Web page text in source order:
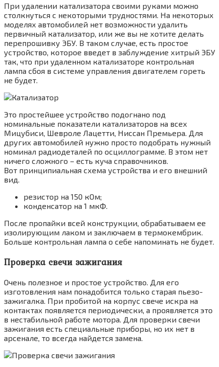
При удалении катализатора своими руками можно
столкнуться с некоторыми трудностями. На некоторых
моделях автомобилей нет возможности удалить
первичный катализатор, или же вы не хотите делать
перепрошивку ЭБУ. В таком случае, есть простое
устройство, которое введет в заблуждение хитрый ЭБУ
так, что при удаленном катализаторе контрольная
лампа сбоя в системе управления двигателем гореть
не будет.
Это простейшее устройство подогнано под
номинальные показатели катализаторов на всех
Мицубиси, Шевроле Лацетти, Ниссан Премьера. Для
других автомобилей нужно просто подобрать нужный
номинал радиодеталей по осциллограмме. В этом нет
ничего сложного – есть куча справочников.
Вот принципиальная схема устройства и его внешний
вид.
резистор на 150 кОм;
конденсатор на 1 мкФ.
После пропайки всей конструкции, обрабатываем ее
изолирующим лаком и заключаем в термокембрик.
Больше контрольная лампа о себе напоминать не будет.
Проверка свечи зажигания
Очень полезное и простое устройство. Для его
изготовления нам понадобится только старая пьезо-
зажигалка. При пробитой на корпус свече искра на
контактах появляется периодически, а проявляется это
в нестабильной работе мотора. Для проверки свечи
зажигания есть специальные приборы, но их нет в
арсенале, то всегда найдется замена.